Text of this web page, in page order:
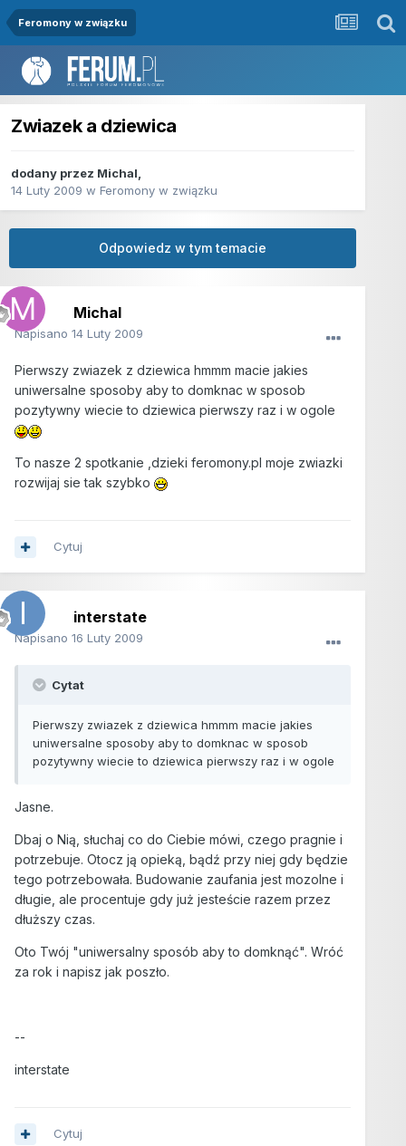
Feromony w związku
Zwiazek a dziewica
dodany przez Michal,
14 Luty 2009 w Feromony w związku
Odpowiedz w tym temacie
Michal
Napisano 14 Luty 2009
Pierwszy zwiazek z dziewica hmmm macie jakies
uniwersalne sposoby aby to domknac w sposob
pozytywny wiecie to dziewica pierwszy raz i w ogole
To nasze 2 spotkanie ,dzieki feromony.pl moje zwiazki
rozwijaj sie tak szybko
Cytuj
interstate
Napisano 16 Luty 2009
Cytat
Pierwszy zwiazek z dziewica hmmm macie jakies
uniwersalne sposoby aby to domknac w sposob
pozytywny wiecie to dziewica pierwszy raz i w ogole
Jasne.
Dbaj o Nią, słuchaj co do Ciebie mówi, czego pragnie i
potrzebuje. Otocz ją opieką, bądź przy niej gdy będzie
tego potrzebowała. Budowanie zaufania jest mozolne i
długie, ale procentuje gdy już jesteście razem przez
dłuższy czas.
Oto Twój "uniwersalny sposób aby to domknąć". Wróć
za rok i napisz jak poszło.
--
interstate
Cytuj